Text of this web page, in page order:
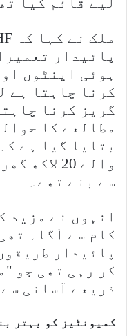
پائیدار
ہوئی اینٹوں
کرنا چاہتا ہے
گریز کرنا
مطالعے کا
بتایا گیا ہے
سے بنے تھے۔
انہوں نے مزید
کام سے آگاہ
پائیدار
کر رہی تھی جو
ذریعے آسانی
کمیونٹیز کو بہتر